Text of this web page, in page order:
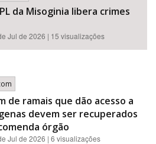
da Misoginia libera crimes
Jul de 2026 | 15 visualizações
de ramais que dão acesso a
devem ser recuperados
órgão
Jul de 2026 | 6 visualizações